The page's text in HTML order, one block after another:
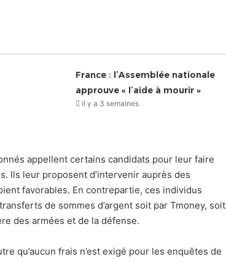
France : l’Assemblée nationale
approuve « l’aide à mourir »
il y a 3 semaines
appellent certains candidats pour leur faire
Ils leur proposent d’intervenir auprès des
favorables. En contrepartie, ces individus
de sommes d’argent soit par Tmoney, soit
des armées et de la défense.
qu’aucun frais n’est exigé pour les enquêtes de